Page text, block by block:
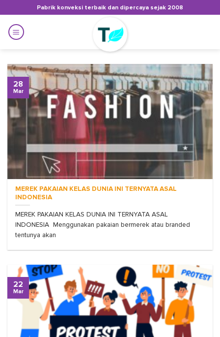
to
content
Pabrik konveksi terbaik dan dipercaya sejak 2008
MEREK PAKAIAN KELAS DUNIA INI TERNYATA ASAL
INDONESIA
MEREK PAKAIAN KELAS DUNIA INI TERNYATA ASAL
INDONESIA Menggunakan pakaian bermerek atau branded
tentunya akan
28
Mar
22
Mar